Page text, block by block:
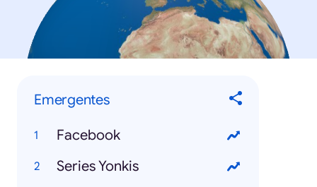
Emergentes
Facebook
Series Yonkis